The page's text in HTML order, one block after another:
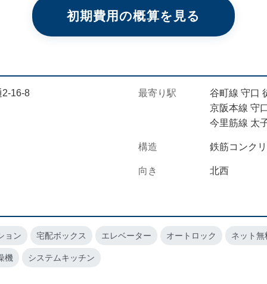
初期費用の概算を見る
2-16-8 最寄り駅
谷町線 守口
京阪本線 守
今里筋線 太
構造 鉄筋コンク
向き 北西
ョン 宅配ボックス エレベーター オートロック ネット無
機 システムキッチン